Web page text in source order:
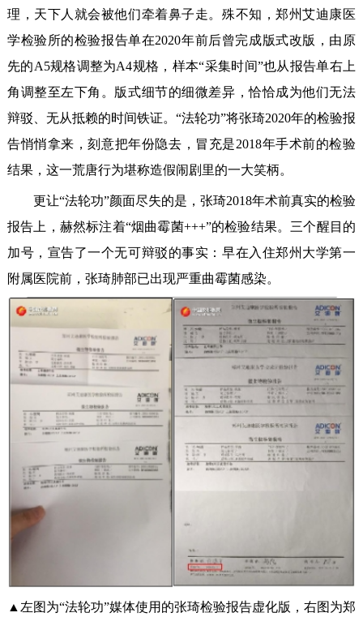
理，天下人就会被他们牵着鼻子走。殊不知，郑州艾迪康医
学检验所的检验报告单在2020年前后曾完成版式改版，由原
先的A5规格调整为A4规格，样本“采集时间”也从报告单右上
角调整至左下角。版式细节的细微差异，恰恰成为他们无法
辩驳、无从抵赖的时间铁证。“法轮功”将张琦2020年的检验报
告悄悄拿来，刻意把年份隐去，冒充是2018年手术前的检验
结果，这一荒唐行为堪称造假闹剧里的一大笑柄。
更让“法轮功”颜面尽失的是，张琦2018年术前真实的检验
报告上，赫然标注着“烟曲霉菌+++”的检验结果。三个醒目的
加号，宣告了一个无可辩驳的事实：早在入住郑州大学第一
附属医院前，张琦肺部已出现严重曲霉菌感染。
▲左图为“法轮功”媒体使用的张琦检验报告虚化版，右图为郑